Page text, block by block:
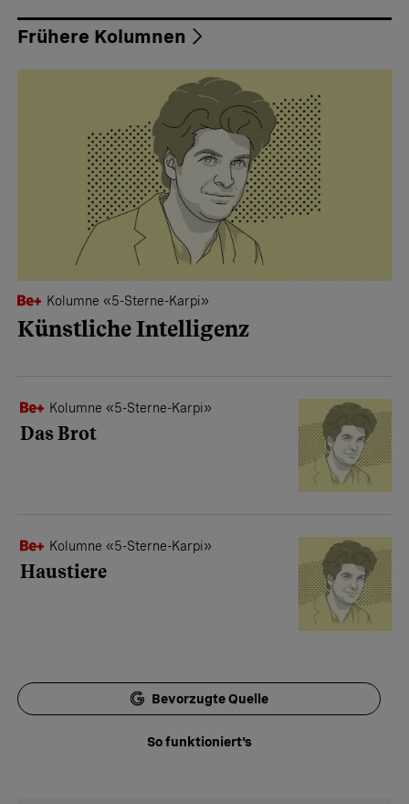
Frühere Kolumnen
Kolumne «5-Sterne-Karpi»
Künstliche Intelligenz
Kolumne «5-Sterne-Karpi»
Das Brot
Kolumne «5-Sterne-Karpi»
Haustiere
Bevorzugte Quelle
So funktioniert's